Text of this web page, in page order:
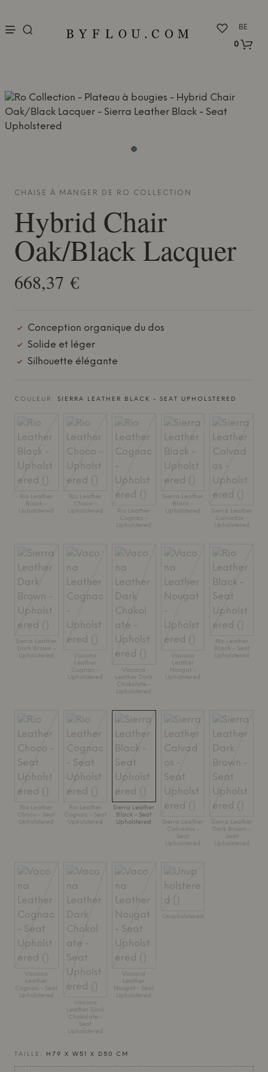
BE
0
CHAISE À MANGER DE RO COLLECTION
Hybrid Chair
Oak/Black Lacquer
668,37 €
Conception organique du dos
Solide et léger
Silhouette élégante
COULEUR: SIERRA LEATHER BLACK - SEAT UPHOLSTERED
Rio Leather
Black -
Upholstered
Rio Leather
Choco -
Upholstered
Rio Leather
Cognac -
Upholstered
Sierra Leather
Black -
Upholstered
Sierra Leather
Calvados -
Upholstered
Sierra Leather
Dark Brown -
Upholstered
Vacona
Leather
Cognac -
Upholstered
Vacona
Leather Dark
Chokolate -
Upholstered
Vacona
Leather
Nougat -
Upholstered
Rio Leather
Black - Seat
Upholstered
Rio Leather
Choco - Seat
Upholstered
Rio Leather
Cognac - Seat
Upholstered
Sierra Leather
Black - Seat
Upholstered
Sierra Leather
Calvados -
Seat
Upholstered
Sierra Leather
Dark Brown -
Seat
Upholstered
Vacona
Leather
Cognac - Seat
Upholstered
Vacona
Leather Dark
Chokolate -
Seat
Upholstered
Vacona
Leather
Nougat - Seat
Upholstered
Unupholstered
TAILLE: H79 X W51 X D50 CM